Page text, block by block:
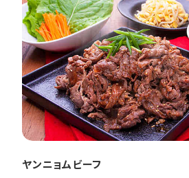
ヤンニョムビーフ